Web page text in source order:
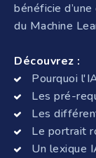
bénéficie
du Machine
Découvrez :
Pourquoi
Les pré-
Les
Le portrait
Un lexique